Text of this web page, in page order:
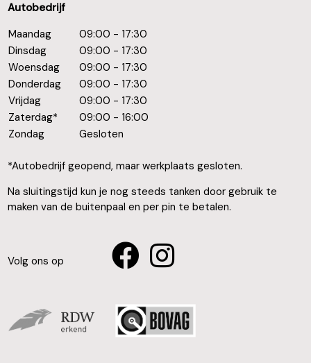
Autobedrijf
Maandag
09:00 - 17:30
Dinsdag
09:00 - 17:30
Woensdag
09:00 - 17:30
Donderdag
09:00 - 17:30
Vrijdag
09:00 - 17:30
Zaterdag*
09:00 - 16:00
Zondag
Gesloten
*Autobedrijf geopend, maar werkplaats gesloten.
Na sluitingstijd kun je nog steeds tanken door gebruik te
maken van de buitenpaal en per pin te betalen.
Volg ons op